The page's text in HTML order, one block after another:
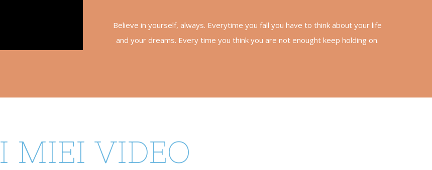
Believe in yourself, always. Everytime you fall you have to think about your life
and your dreams. Every time you think you are not enought keep holding on.
I MIEI VIDEO